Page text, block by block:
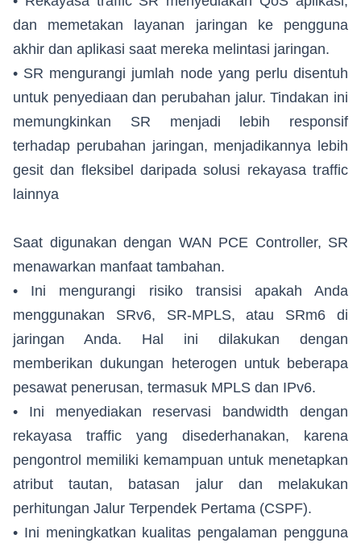
dan memetakan layanan jaringan ke pengguna
akhir dan aplikasi saat mereka melintasi jaringan.
• SR mengurangi jumlah node yang perlu disentuh
untuk penyediaan dan perubahan jalur. Tindakan ini
memungkinkan SR menjadi lebih responsif
terhadap perubahan jaringan, menjadikannya lebih
gesit dan fleksibel daripada solusi rekayasa traffic
lainnya
Saat digunakan dengan WAN PCE Controller, SR
menawarkan manfaat tambahan.
• Ini mengurangi risiko transisi apakah Anda
menggunakan SRv6, SR-MPLS, atau SRm6 di
jaringan Anda. Hal ini dilakukan dengan
memberikan dukungan heterogen untuk beberapa
pesawat penerusan, termasuk MPLS dan IPv6.
• Ini menyediakan reservasi bandwidth dengan
rekayasa traffic yang disederhanakan, karena
pengontrol memiliki kemampuan untuk menetapkan
atribut tautan, batasan jalur dan melakukan
perhitungan Jalur Terpendek Pertama (CSPF).
• Ini meningkatkan kualitas pengalaman pengguna